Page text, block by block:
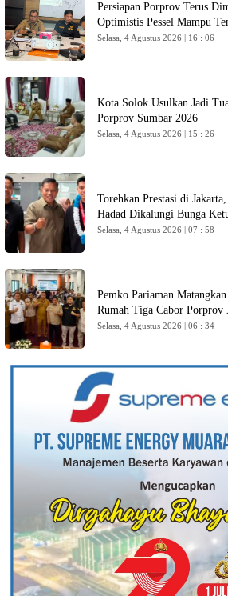
Persiapan Porprov Terus
Optimistis Pessel Mampu
Selasa, 4 Agustus 2026 | 16 : 06
Kota Solok Usulkan Jadi
Porprov Sumbar 2026
Selasa, 4 Agustus 2026 | 15 : 26
Torehkan Prestasi di
Hadad Dikalungi Bunga
Selasa, 4 Agustus 2026 | 07 : 58
Pemko Pariaman
Rumah Tiga Cabor
Selasa, 4 Agustus 2026 | 06 : 34